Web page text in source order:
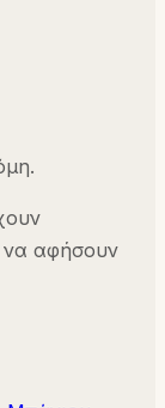
να αφήσουν